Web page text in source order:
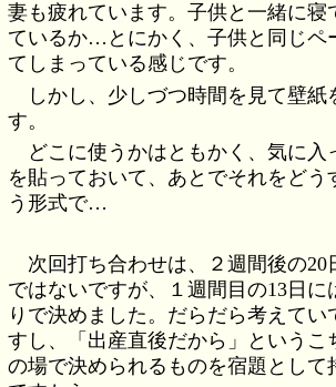
妻も疲れています。子供と一緒に寝
ているか…とにかく、子供と同じペ
てしまっている感じです。
しかし、少しづつ時間を見て壁紙
す。
どこに使うかはともかく、気に入
を貼っておいて、あとでそれをどう
う形式で…
次回打ち合わせは、２週間後の20
ではないですが、１週間目の13日に
りで決めました。だらだら考えて
すし、「出産直後だから」というこ
の場で決められるものを宿題として